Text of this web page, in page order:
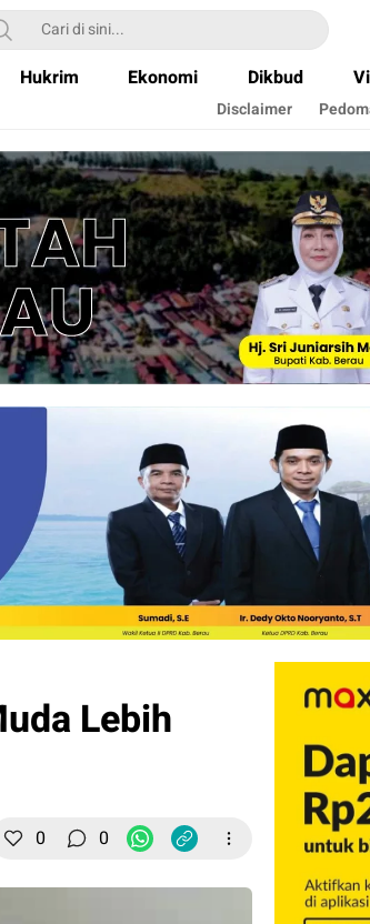
Hukrim Ekonomi Dikbud
Disclaimer
Lebih
0 0